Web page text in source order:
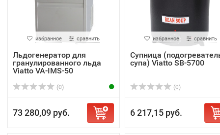
избранное сравнить
Льдогенератор для
гранулированного льда
Viatto VA-IMS-50
(0)
73 280,09 руб.
избранное сравнить
Супница
супа) Viatto SB-5700
(0)
6 217,15 руб.